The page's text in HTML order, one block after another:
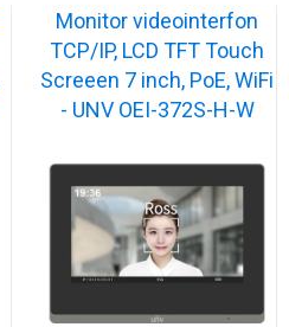
Monitor videointerfon
TCP/IP, LCD TFT Touch
Screeen 7 inch, PoE, WiFi
- UNV OEI-372S-H-W